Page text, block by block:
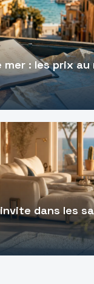
: les prix au
dans les